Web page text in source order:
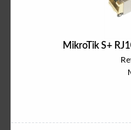
MikroTik S+